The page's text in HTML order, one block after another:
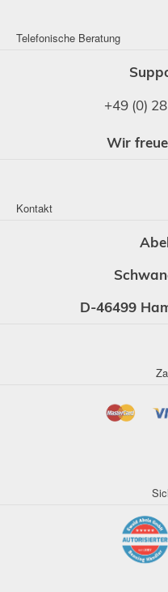
Telefonische Beratung
+49 (0)
Wir
Kontakt
D-46499